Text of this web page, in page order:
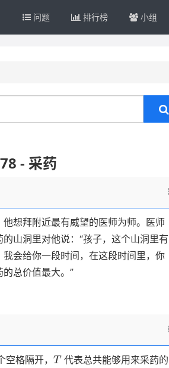
问题 排行榜 小组
- 采药
想拜附近最有威望的医师为师。医师
山洞里对他说：“孩子，这个山洞里有
会给你一段时间，在这段时间里，你
总价值最大。”
空格隔开， T
T 代表总共能够用来采药的